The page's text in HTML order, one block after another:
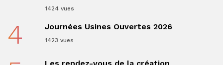
1424 vues
4 Journées Usines Ouvertes 2026
1423 vues